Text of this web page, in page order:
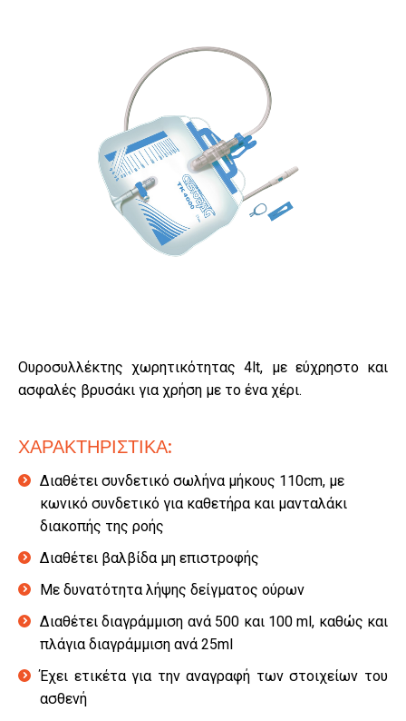
Ουροσυλλέκτης χωρητικότητας 4lt, με εύχρηστο και
ασφαλές βρυσάκι για χρήση με το ένα χέρι.
ΧΑΡΑΚΤΗΡΙΣΤΙΚΑ:
Διαθέτει συνδετικό σωλήνα μήκους 110cm, με
κωνικό συνδετικό για καθετήρα και μανταλάκι
διακοπής της ροής
Διαθέτει βαλβίδα μη επιστροφής
Με δυνατότητα λήψης δείγματος ούρων
Διαθέτει διαγράμμιση ανά 500 και 100 ml, καθώς και
πλάγια διαγράμμιση ανά 25ml
Έχει ετικέτα για την αναγραφή των στοιχείων του
ασθενή